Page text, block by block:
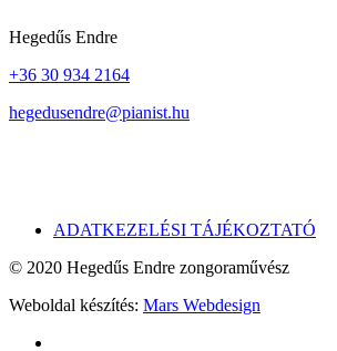
Hegedűs Endre
+36 30 934 2164
hegedusendre@pianist.hu
ADATKEZELÉSI TÁJÉKOZTATÓ
© 2020 Hegedűs Endre zongoraművész
Weboldal készítés: Mars Webdesign